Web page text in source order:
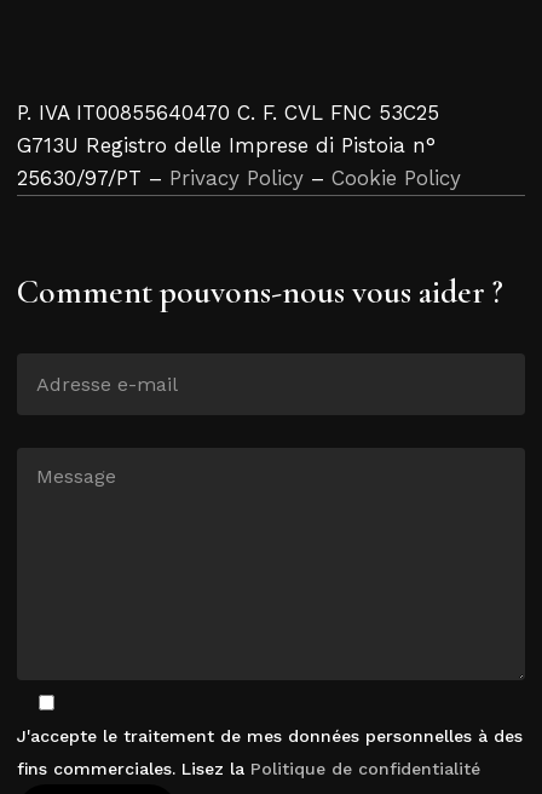
P. IVA IT00855640470 C. F. CVL FNC 53C25
G713U Registro delle Imprese di Pistoia n°
25630/97/PT – Privacy Policy – Cookie Policy
Comment pouvons-nous vous aider ?
J'accepte le traitement de mes données personnelles à des
fins commerciales. Lisez la Politique de confidentialité